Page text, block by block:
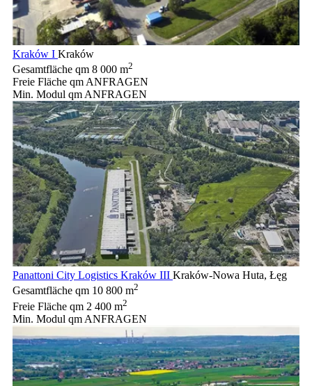
Kraków I Kraków
Gesamtfläche qm 8 000 m2
Freie Fläche qm ANFRAGEN
Min. Modul qm ANFRAGEN
Panattoni City Logistics Kraków III Kraków-Nowa Huta, Łęg
Gesamtfläche qm 10 800 m2
Freie Fläche qm 2 400 m2
Min. Modul qm ANFRAGEN